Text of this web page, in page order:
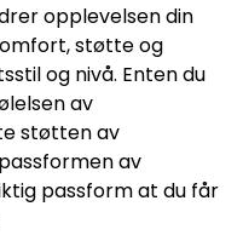
opplevelsen din
støtte og
og nivå. Enten du
av
støtten av
av
passform at du får